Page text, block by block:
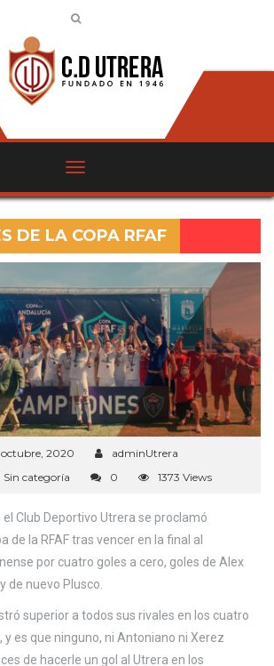
DE LA COPA RFAF
2020
adminUtrera
Sin categoría 0 1373 Views
el Club Deportivo Utrera se proclamó
de la RFAF tras vencer en la final al
por cuatro goles a cero, goles de Alex
de nuevo Plusco.
superior a todos sus rivales en los cuatro
y es que ninguno, ni Antoniano ni Xerez
de hacerle un gol al Utrera en los